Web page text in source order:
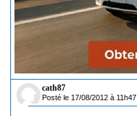
cath87
Posté le 17/08/2012 à 11h47